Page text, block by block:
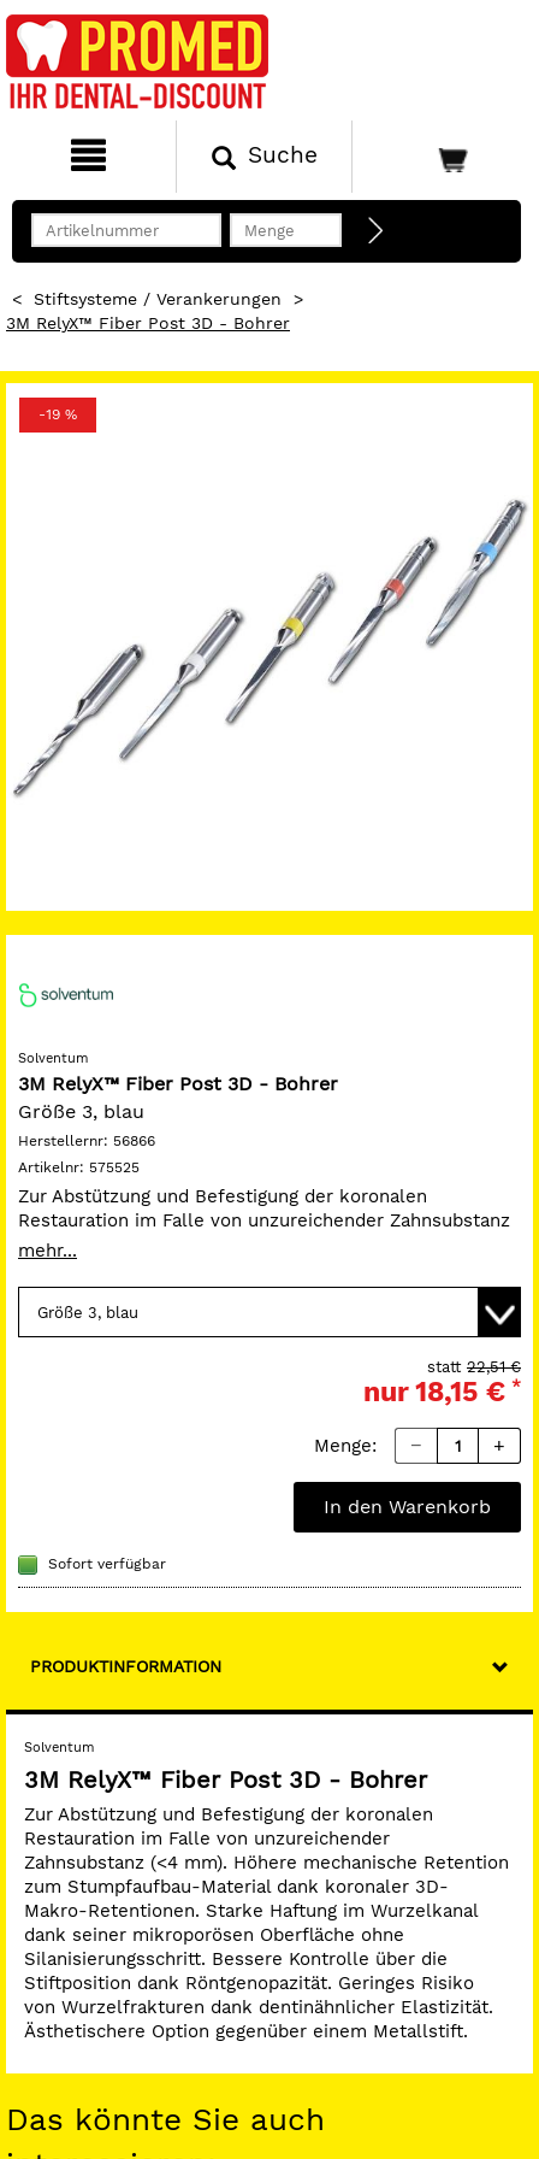
Suche
< Stiftsysteme / Verankerungen
>
3M RelyX™ Fiber Post 3D - Bohrer
-19 %
Solventum
3M RelyX™ Fiber Post 3D - Bohrer
Größe 3, blau
Herstellernr: 56866
Artikelnr: 575525
Zur Abstützung und Befestigung der koronalen
Restauration im Falle von unzureichender Zahnsubstanz
(<4 mm). Höhere mechanische Retention zum
Retentionen. Starke Haftung im Wurzelkanal dank seiner
mikroporösen Oberfläche ohne Silanisierungsschritt.
Bessere Kontrolle über die Stiftposition dank
Röntgenopazität. Geringes Risiko von Wurzelfrakturen
dank dentinähnlicher Elastizität. Ästhetischere Option
mehr...
22,51 €
statt
nur18,15 € *
Menge:
In den Warenkorb
Sofort verfügbar
PRODUKTINFORMATION
Solventum
3M RelyX™ Fiber Post 3D - Bohrer
Zur Abstützung und Befestigung der koronalen
Restauration im Falle von unzureichender
Zahnsubstanz (<4 mm). Höhere mechanische Retention
zum Stumpfaufbau-Material dank koronaler 3D-
Makro-Retentionen. Starke Haftung im Wurzelkanal
dank seiner mikroporösen Oberfläche ohne
Silanisierungsschritt. Bessere Kontrolle über die
Stiftposition dank Röntgenopazität. Geringes Risiko
von Wurzelfrakturen dank dentinähnlicher Elastizität.
Ästhetischere Option gegenüber einem Metallstift.
Das könnte Sie auch